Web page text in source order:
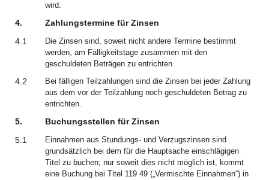
wird.
4.
Zahlungstermine für Zinsen
4.1
Die Zinsen sind, soweit nicht andere Termine bestimmt
werden, am Fälligkeitstage zusammen mit den
geschuldeten Beträgen zu entrichten.
4.2
Bei fälligen Teilzahlungen sind die Zinsen bei jeder Zahlung
aus dem vor der Teilzahlung noch geschuldeten Betrag zu
entrichten.
5.
Buchungsstellen für Zinsen
5.1
Einnahmen aus Stundungs- und Verzugszinsen sind
grundsätzlich bei dem für die Hauptsache einschlägigen
Titel zu buchen; nur soweit dies nicht möglich ist, kommt
eine Buchung bei Titel 119 49 („Vermischte Einnahmen“) in